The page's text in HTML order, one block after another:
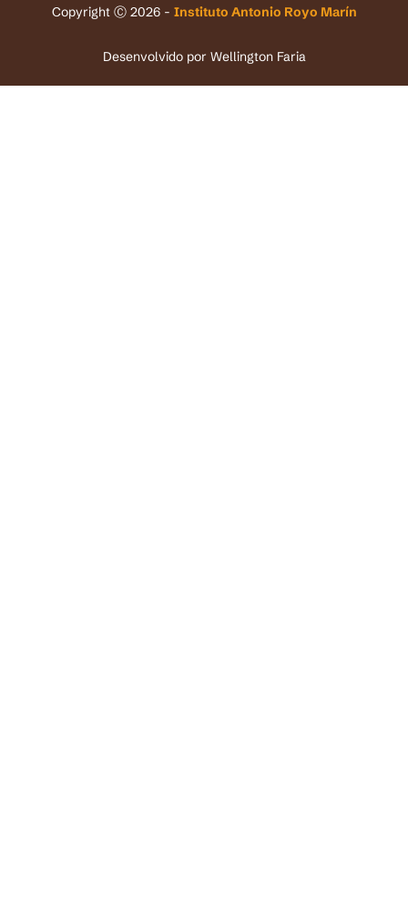
Copyright Ⓒ 2026 - Instituto Antonio Royo Marín
Desenvolvido por Wellington Faria